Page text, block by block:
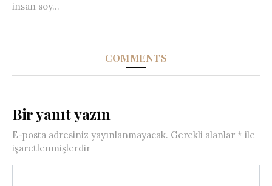
insan soy...
COMMENTS
Bir yanıt yazın
E-posta adresiniz yayınlanmayacak. Gerekli alanlar * ile
işaretlenmişlerdir